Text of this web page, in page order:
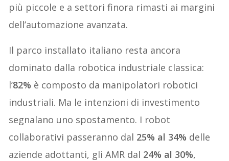
più piccole e a settori finora rimasti ai margini
dell’automazione avanzata.
Il parco installato italiano resta ancora
dominato dalla robotica industriale classica:
l’82% è composto da manipolatori robotici
industriali. Ma le intenzioni di investimento
segnalano uno spostamento. I robot
collaborativi passeranno dal 25% al 34% delle
aziende adottanti, gli AMR dal 24% al 30%,